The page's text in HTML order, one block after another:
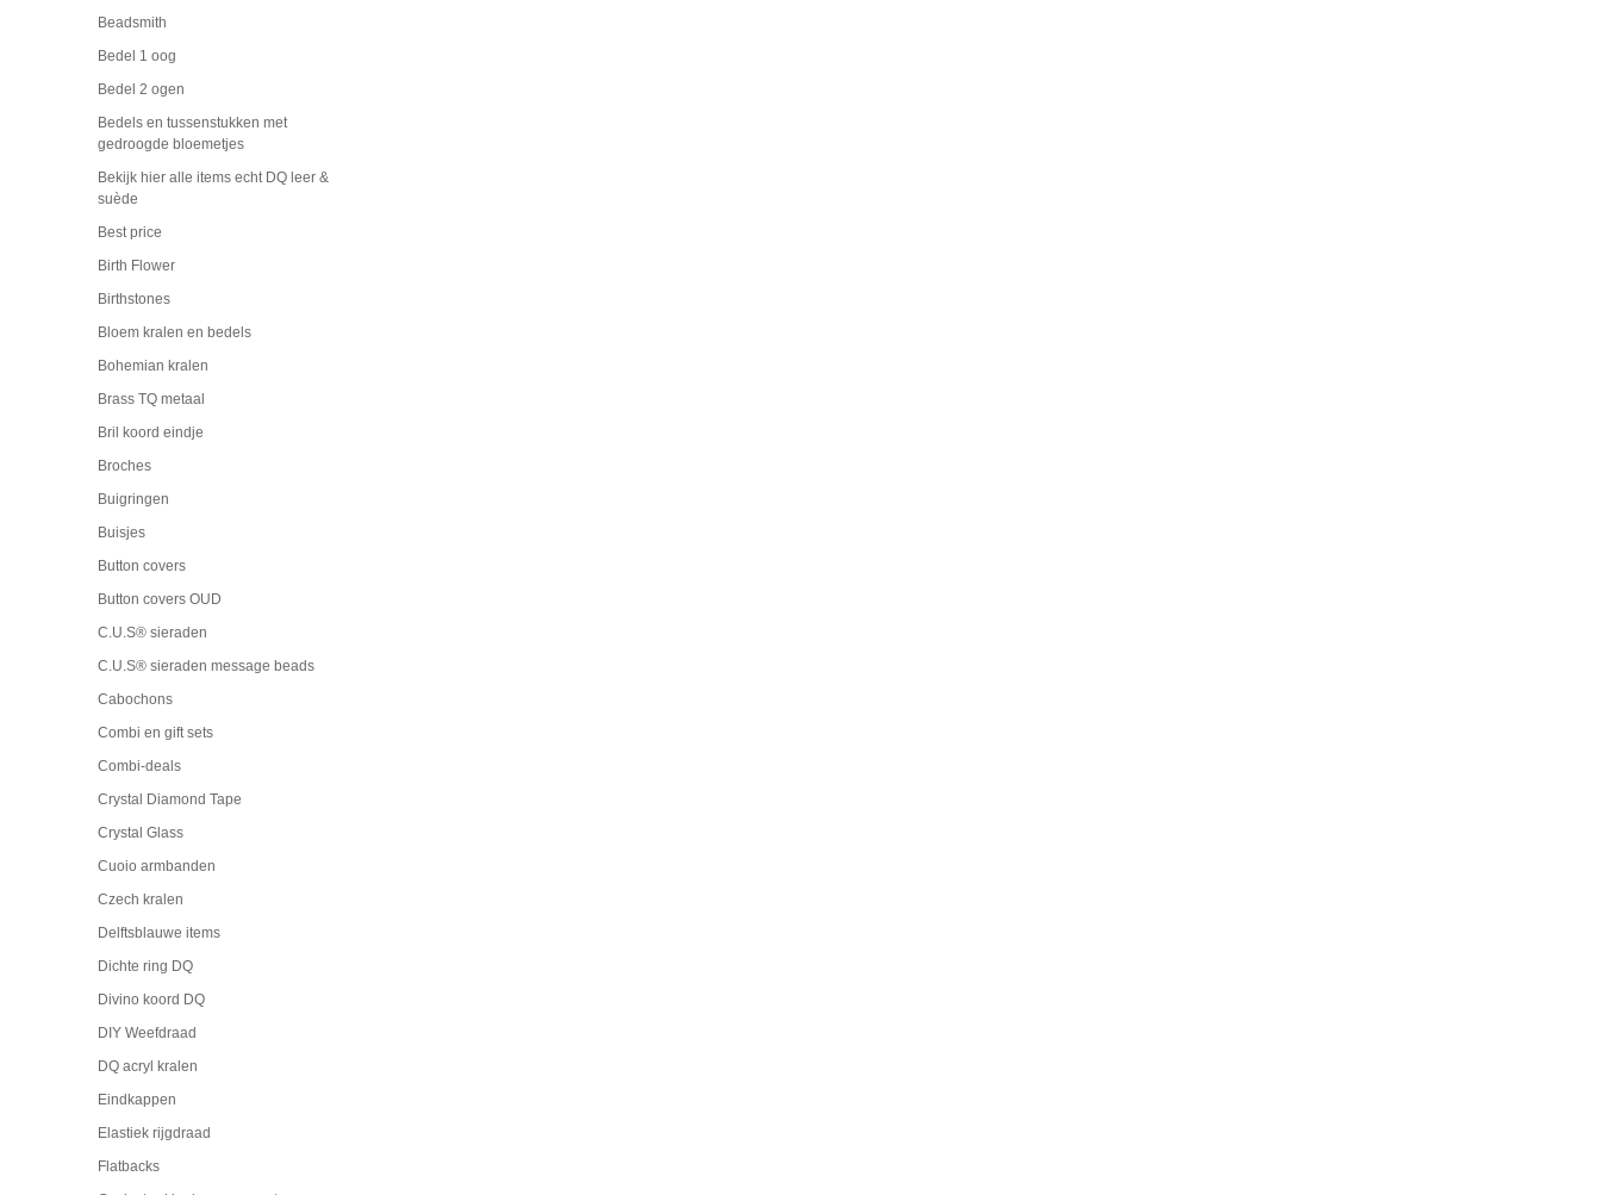
Beadsmith
Bedel 1 oog
Bedel 2 ogen
Bedels en tussenstukken met
gedroogde bloemetjes
Bekijk hier alle items echt DQ leer &
suède
Best price
Birth Flower
Birthstones
Bloem kralen en bedels
Bohemian kralen
Brass TQ metaal
Bril koord eindje
Broches
Buigringen
Buisjes
Button covers
Button covers OUD
C.U.S® sieraden
C.U.S® sieraden message beads
Cabochons
Combi en gift sets
Combi-deals
Crystal Diamond Tape
Crystal Glass
Cuoio armbanden
Czech kralen
Delftsblauwe items
Dichte ring DQ
Divino koord DQ
DIY Weefdraad
DQ acryl kralen
Eindkappen
Elastiek rijgdraad
Flatbacks